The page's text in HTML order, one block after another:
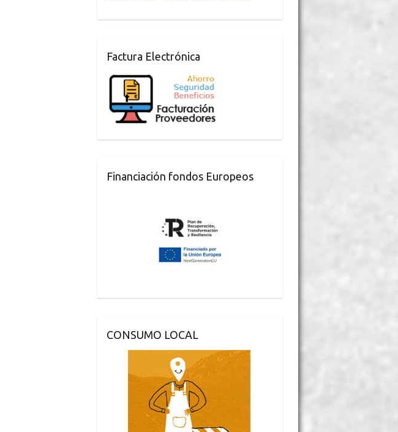
Factura Electrónica
Financiación fondos Europeos
CONSUMO LOCAL